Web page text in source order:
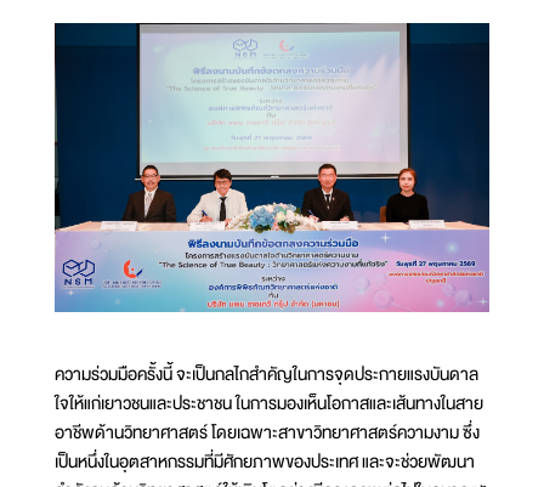
ความร่วมมือครั้งนี้ จะเป็นกลไกสำคัญในการจุดประกายแรงบันดาล
ใจให้แก่เยาวชนและประชาชน ในการมองเห็นโอกาสและเส้นทางในสาย
อาชีพด้านวิทยาศาสตร์ โดยเฉพาะสาขาวิทยาศาสตร์ความงาม ซึ่ง
เป็นหนึ่งในอุตสาหกรรมที่มีศักยภาพของประเทศ และจะช่วยพัฒนา